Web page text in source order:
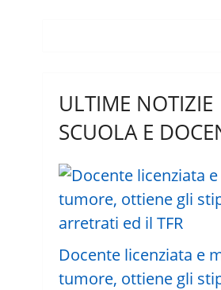
ULTIME NOTIZIE
SCUOLA E
Docente licenziata e
tumore, ottiene gli